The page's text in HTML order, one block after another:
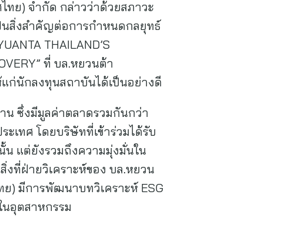
ย) จำกัด กล่าวว่าด้วยสภาวะ
นสิ่งสำคัญต่อการกำหนดกลยุทธ์
THAILAND’S
ที่ บล.หยวนต้า
แก่นักลงทุนสถาบันได้เป็นอย่างดี
น ซึ่งมีมูลค่าตลาดรวมกันกว่า
เทศ โดยบริษัทที่เข้าร่วมได้รับ
น แต่ยังรวมถึงความมุ่งมั่นใน
งที่ฝ่ายวิเคราะห์ของ บล.หยวน
) มีการพัฒนาบทวิเคราะห์ ESG
นอุตสาหกรรม